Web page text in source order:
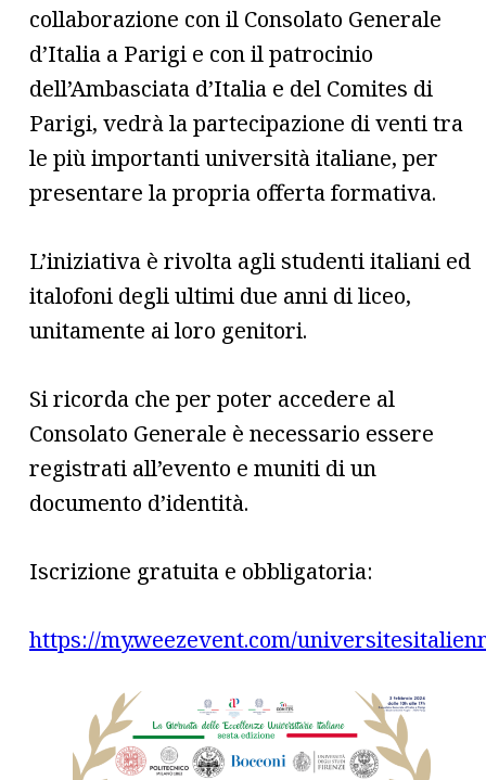
collaborazione con il Consolato Generale
d’Italia a Parigi e con il patrocinio
dell’Ambasciata d’Italia e del Comites di
Parigi, vedrà la partecipazione di venti tra
le più importanti università italiane, per
presentare la propria offerta formativa.
L’iniziativa è rivolta agli studenti italiani ed
italofoni degli ultimi due anni di liceo,
unitamente ai loro genitori.
Si ricorda che per poter accedere al
Consolato Generale è necessario essere
registrati all’evento e muniti di un
documento d’identità.
Iscrizione gratuita e obbligatoria:
https://my.weezevent.com/